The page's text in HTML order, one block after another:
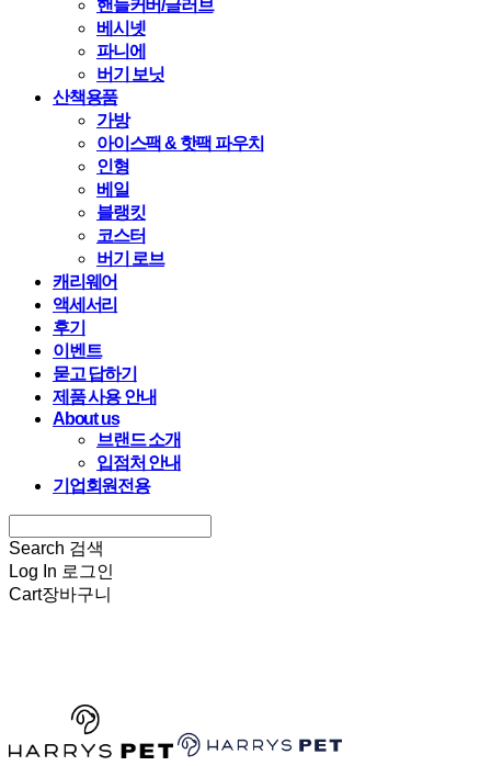
핸들커버/글러브
베시넷
파니에
버기 보닛
산책용품
가방
아이스팩 & 핫팩 파우치
인형
베일
블랭킷
코스터
버기 로브
캐리웨어
액세서리
후기
이벤트
묻고 답하기
제품 사용 안내
About us
브랜드 소개
입점처 안내
기업회원전용
Search 검색
Log In 로그인
Cart장바구니